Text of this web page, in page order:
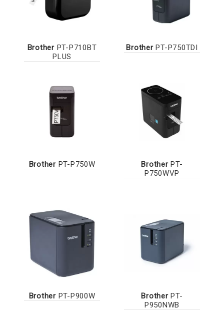
BrotherPT-P710BT
PLUS
BrotherPT-P750TDI
BrotherPT-P750W BrotherPT-
P750WVP
BrotherPT-P900W BrotherPT-
P950NWB